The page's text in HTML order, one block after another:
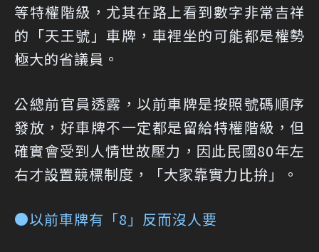
等特權階級，尤其在路上看到數字非常吉祥
的「天王號」車牌，車裡坐的可能都是權勢
極大的省議員。
公總前官員透露，以前車牌是按照號碼順序
發放，好車牌不一定都是留給特權階級，但
確實會受到人情世故壓力，因此民國80年左
右才設置競標制度，「大家靠實力比拚」。
●以前車牌有「8」反而沒人要